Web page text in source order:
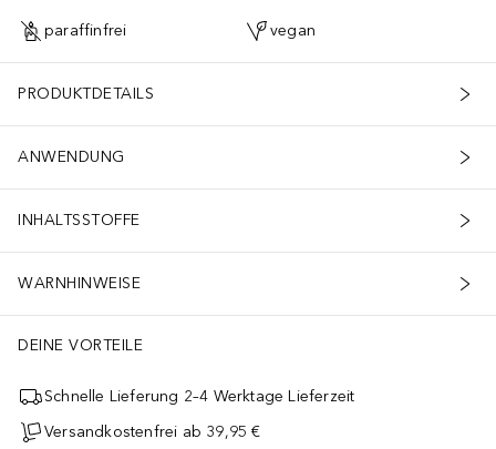
paraffinfrei vegan
PRODUKTDETAILS
ANWENDUNG
INHALTSSTOFFE
WARNHINWEISE
DEINE VORTEILE
Schnelle Lieferung 2–4 Werktage Lieferzeit
Versandkostenfrei ab 39,95 €